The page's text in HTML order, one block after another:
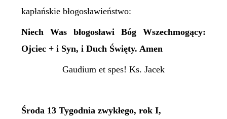
kapłańskie błogosławieństwo:
Niech Was błogosławi Bóg Wszechmogący:
Ojciec + i Syn, i Duch Święty. Amen
Gaudium et spes! Ks. Jacek
Środa 13 Tygodnia zwykłego, rok I,